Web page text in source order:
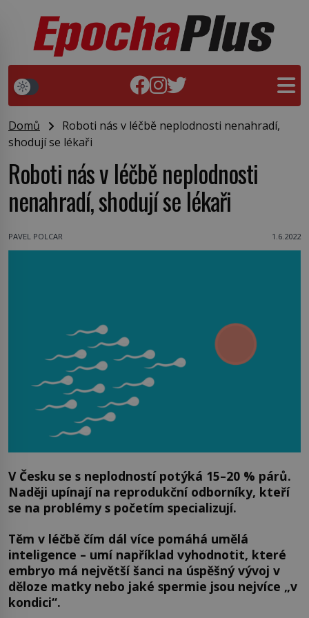
Domů
Roboti nás v léčbě neplodnosti nenahradí,
shodují se lékaři
Roboti nás v léčbě neplodnosti
nenahradí, shodují se lékaři
PAVEL POLCAR 1.6.2022
V Česku se s neplodností potýká 15–20 % párů.
Naději upínají na reprodukční odborníky, kteří
se na problémy s početím specializují.
Těm v léčbě čím dál více pomáhá umělá
inteligence – umí například vyhodnotit, které
embryo má největší šanci na úspěšný vývoj v
děloze matky nebo jaké spermie jsou nejvíce „v
kondici“.